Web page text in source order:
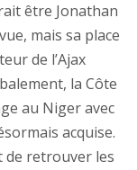
être Jonathan
mais sa place
de l’Ajax
la Côte
au Niger avec
acquise.
de retrouver les